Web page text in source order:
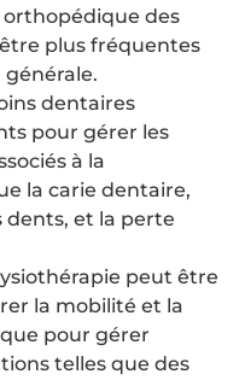
des
plus fréquentes
dentaires
pour gérer les
à la
la carie dentaire,
dents, et la perte
peut être
la mobilité et la
pour gérer
telles que des